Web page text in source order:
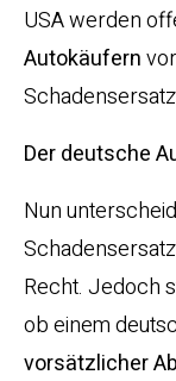
USA werden
Autokäufern
Der deutsche
Nun
Recht. Jedoch
ob einem
vorsätzlicher